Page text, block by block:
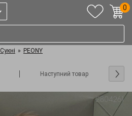
0
Сукні » PEONY
Наступний товар